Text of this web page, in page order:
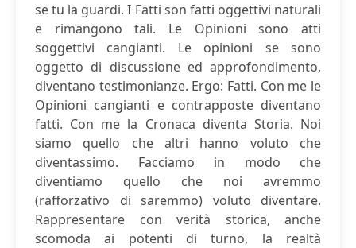
se tu la guardi. I Fatti son fatti oggettivi naturali
e rimangono tali. Le Opinioni sono atti
soggettivi cangianti. Le opinioni se sono
oggetto di discussione ed approfondimento,
diventano testimonianze. Ergo: Fatti. Con me le
Opinioni cangianti e contrapposte diventano
fatti. Con me la Cronaca diventa Storia. Noi
siamo quello che altri hanno voluto che
diventassimo. Facciamo in modo che
diventiamo quello che noi avremmo
(rafforzativo di saremmo) voluto diventare.
Rappresentare con verità storica, anche
scomoda ai potenti di turno, la realtà